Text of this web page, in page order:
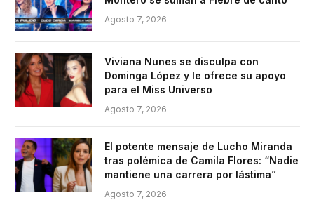
Agosto 7, 2026
Viviana Nunes se disculpa con
Dominga López y le ofrece su apoyo
para el Miss Universo
Agosto 7, 2026
El potente mensaje de Lucho Miranda
tras polémica de Camila Flores: “Nadie
mantiene una carrera por lástima”
Agosto 7, 2026